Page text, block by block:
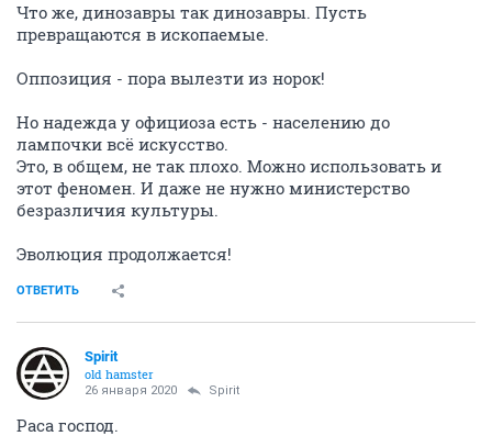
Что же, динозавры так динозавры. Пусть
превращаются в ископаемые.
Оппозиция - пора вылезти из норок!
Но надежда у официоза есть - населению до
лампочки всё искусство.
Это, в общем, не так плохо. Можно использовать и
этот феномен. И даже не нужно министерство
безразличия культуры.
Эволюция продолжается!
ОТВЕТИТЬ
Spirit
old hamster
26 января 2020 Spirit
Раса господ.